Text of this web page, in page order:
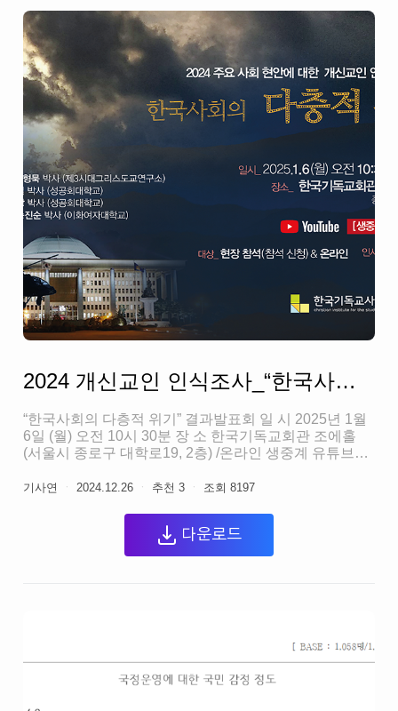
03 경제·생태분야 신익상 박사 (성공회대학교) 발표
04 사회분야 송진순 박사 (이화여자대학교) 발표 05
종교분야 및 진단 정경일 박사 (성공회대학교)
2024 개신교인 인식조사_“한국사회의 다층적 위기” 결과발표회
“한국사회의 다층적 위기” 결과발표회 일 시 2025년 1월
6일 (월) 오전 10시 30분 장 소 한국기독교회관 조에홀
(서울시 종로구 대학로19, 2층) /온라인 생중계 유튜브
표회 자료집 다운로드 클릭 발표 1. 정치사회분야 최형묵
사 (성공회대학교) 3. 생태분야 신익상 박사 (성공회대학
교) 4. 사회젠더분야 송진순 박사 (이화여자대학교)
기사연 ㆍ 2024.12.26 ㆍ 추천 3 ㆍ 조회 8197
다운로드